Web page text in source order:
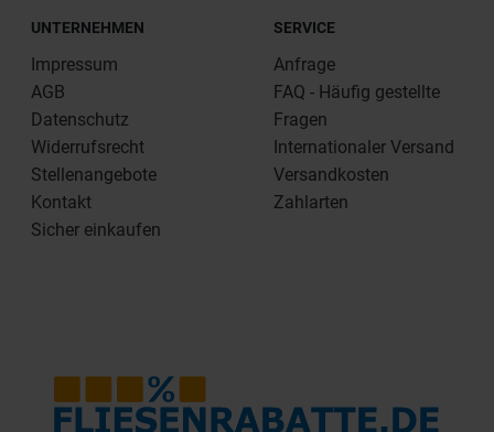
UNTERNEHMEN
Impressum
AGB
Datenschutz
Widerrufsrecht
Stellenangebote
Kontakt
Sicher einkaufen
SERVICE
Anfrage
FAQ - Häufig gestellte
Fragen
Internationaler Versand
Versandkosten
Zahlarten